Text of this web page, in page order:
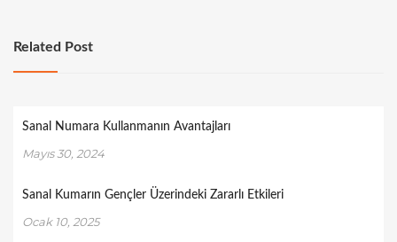
Related Post
Sanal Numara Kullanmanın Avantajları
Mayıs 30, 2024
Sanal Kumarın Gençler Üzerindeki Zararlı Etkileri
Ocak 10, 2025